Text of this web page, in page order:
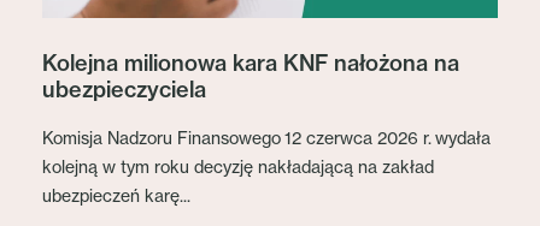
Kolejna milionowa kara KNF nałożona na
ubezpieczyciela
Komisja Nadzoru Finansowego 12 czerwca 2026 r. wydała
kolejną w tym roku decyzję nakładającą na zakład
ubezpieczeń karę...